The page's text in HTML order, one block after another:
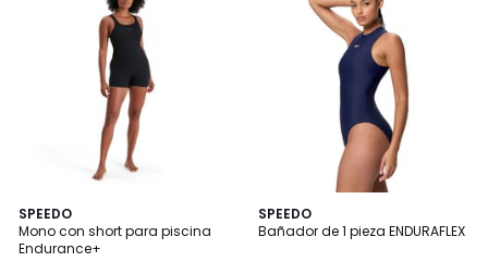
SPEEDO
Mono con short para piscina
Endurance+
5
/
5
SPEEDO
Bañador de 1 pieza ENDURAFLEX
2
Colores